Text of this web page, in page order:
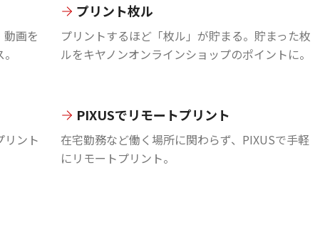
画を
プリント枚ル
プリントするほど「枚ル」が貯まる。貯まった枚
ルをキヤノンオンラインショップのポイントに。
リント
PIXUSでリモートプリント
在宅勤務など働く場所に関わらず、PIXUSで手軽
にリモートプリント。